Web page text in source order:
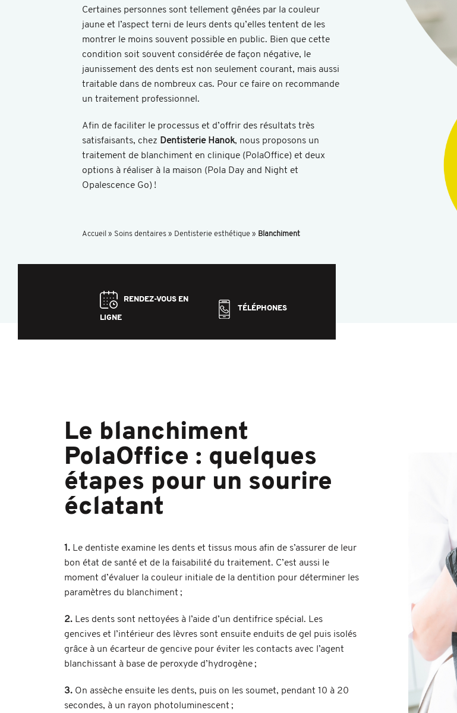
Certaines personnes sont tellement gênées par la couleur
jaune et l’aspect terni de leurs dents qu’elles tentent de les
montrer le moins souvent possible en public. Bien que cette
condition soit souvent considérée de façon négative, le
jaunissement des dents est non seulement courant, mais aussi
traitable dans de nombreux cas. Pour ce faire on recommande
un traitement professionnel.
Afin de faciliter le processus et d’offrir des résultats très
satisfaisants, chez Dentisterie Hanok, nous proposons un
traitement de blanchiment en clinique (PolaOffice) et deux
options à réaliser à la maison (Pola Day and Night et
Opalescence Go) !
Accueil » Soins dentaires » Dentisterie esthétique » Blanchiment
RENDEZ-VOUS EN
LIGNE
TÉLÉPHONES
Le blanchiment
PolaOffice : quelques
étapes pour un sourire
éclatant
1. Le dentiste examine les dents et tissus mous afin de s’assurer de leur
bon état de santé et de la faisabilité du traitement. C’est aussi le
moment d’évaluer la couleur initiale de la dentition pour déterminer les
paramètres du blanchiment ;
2. Les dents sont nettoyées à l’aide d’un dentifrice spécial. Les
gencives et l’intérieur des lèvres sont ensuite enduits de gel puis isolés
grâce à un écarteur de gencive pour éviter les contacts avec l’agent
blanchissant à base de peroxyde d’hydrogène ;
3. On assèche ensuite les dents, puis on les soumet, pendant 10 à 20
secondes, à un rayon photoluminescent ;